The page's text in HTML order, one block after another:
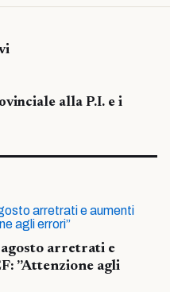
alla P.I. e i
arretrati e
”Attenzione agli